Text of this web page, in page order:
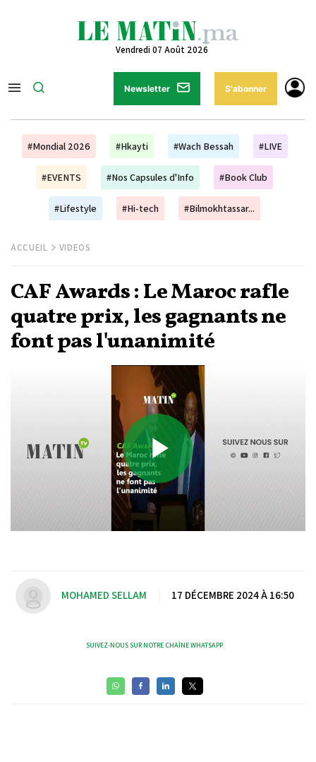
Vendredi 07 Août 2026
Newsletter S'abonner
#Mondial 2026 #Hkayti #Wach Bessah #LIVE
#EVENTS #Nos Capsules d'Info #Book Club
#Lifestyle #Hi-tech #Bilmokhtassar...
ACCUEIL VIDEOS
CAF Awards : Le Maroc rafle
quatre prix, les gagnants ne
font pas l'unanimité
Play
MOHAMED SELLAM 17 DÉCEMBRE 2024 À 16:50
SUIVEZ-NOUS SUR NOTRE CHAÎNE WHATSAPP